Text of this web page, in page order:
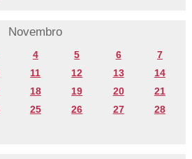
Novembro
4 5 6
7
11 12 13
14
18 19 20
21
25 26 27
28